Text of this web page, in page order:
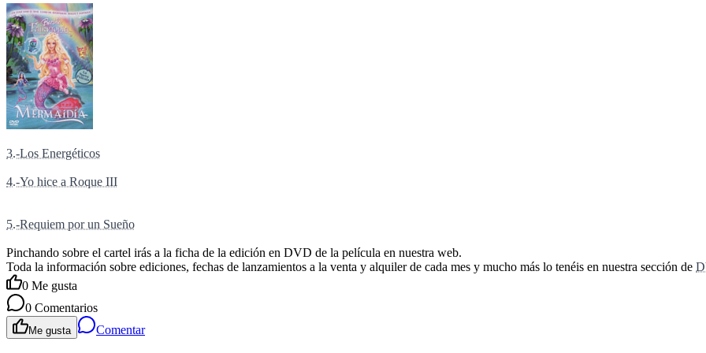
3.-Los Energéticos
4.-Yo hice a Roque III
5.-Requiem por un Sueño
Pinchando sobre el cartel irás a la ficha de la edición en DVD de la película en nuestra web.
Toda la información sobre ediciones, fechas de lanzamientos a la venta y alquiler de cada mes y mucho más lo tenéis en nuestra sección de
0 Me gusta
0 Comentarios
Me gusta Comentar